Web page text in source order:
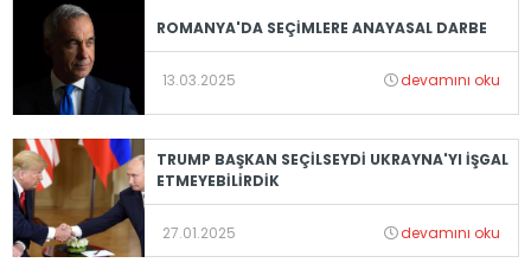
ROMANYA'DA SEÇİMLERE ANAYASAL DARBE
13.03.2025 devamını oku
TRUMP BAŞKAN SEÇİLSEYDİ UKRAYNA'YI İŞGAL
ETMEYEBİLİRDİK
27.01.2025 devamını oku